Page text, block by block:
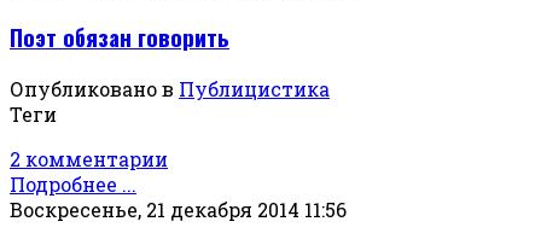
Поэт обязан говорить
Опубликовано в Публицистика
Теги
2 комментарии
Подробнее ...
Воскресенье, 21 декабря 2014 11:56